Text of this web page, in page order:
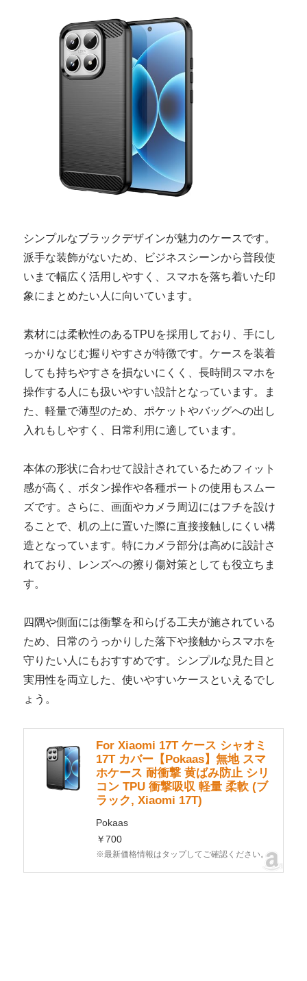
シンプルなブラックデザインが魅力のケースです。
派手な装飾がないため、ビジネスシーンから普段使
いまで幅広く活用しやすく、スマホを落ち着いた印
象にまとめたい人に向いています。
素材には柔軟性のあるTPUを採用しており、手にし
っかりなじむ握りやすさが特徴です。ケースを装着
しても持ちやすさを損ないにくく、長時間スマホを
操作する人にも扱いやすい設計となっています。ま
た、軽量で薄型のため、ポケットやバッグへの出し
入れもしやすく、日常利用に適しています。
本体の形状に合わせて設計されているためフィット
感が高く、ボタン操作や各種ポートの使用もスムー
ズです。さらに、画面やカメラ周辺にはフチを設け
ることで、机の上に置いた際に直接接触しにくい構
造となっています。特にカメラ部分は高めに設計さ
れており、レンズへの擦り傷対策としても役立ちま
す。
四隅や側面には衝撃を和らげる工夫が施されている
ため、日常のうっかりした落下や接触からスマホを
守りたい人にもおすすめです。シンプルな見た目と
実用性を両立した、使いやすいケースといえるでし
ょう。
For Xiaomi 17T ケース シャオミ
17T カバー【Pokaas】無地 スマ
ホケース 耐衝撃 黄ばみ防止 シリ
コン TPU 衝撃吸収 軽量 柔軟 (ブ
ラック, Xiaomi 17T)
Pokaas
￥700
※最新価格情報はタップしてご確認ください。